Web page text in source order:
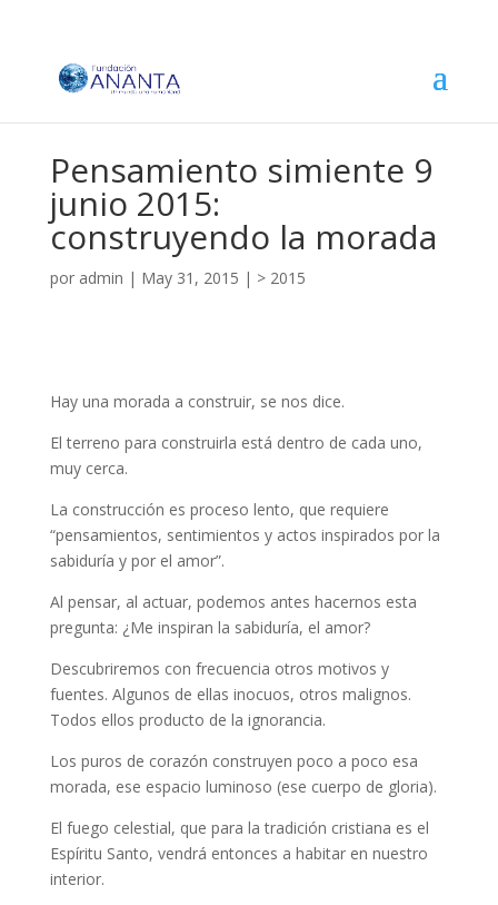
Pensamiento simiente 9
junio 2015:
construyendo la morada
por admin | May 31, 2015 | > 2015
Hay una morada a construir, se nos dice.
El terreno para construirla está dentro de cada uno,
muy cerca.
La construcción es proceso lento, que requiere
“pensamientos, sentimientos y actos inspirados por la
sabiduría y por el amor”.
Al pensar, al actuar, podemos antes hacernos esta
pregunta: ¿Me inspiran la sabiduría, el amor?
Descubriremos con frecuencia otros motivos y
fuentes. Algunos de ellas inocuos, otros malignos.
Todos ellos producto de la ignorancia.
Los puros de corazón construyen poco a poco esa
morada, ese espacio luminoso (ese cuerpo de gloria).
El fuego celestial, que para la tradición cristiana es el
Espíritu Santo, vendrá entonces a habitar en nuestro
interior.